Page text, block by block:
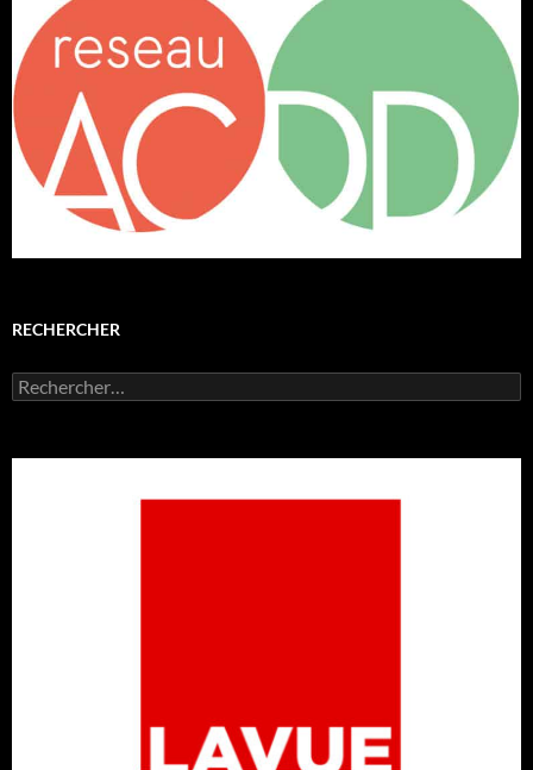
RECHERCHER
Rechercher :